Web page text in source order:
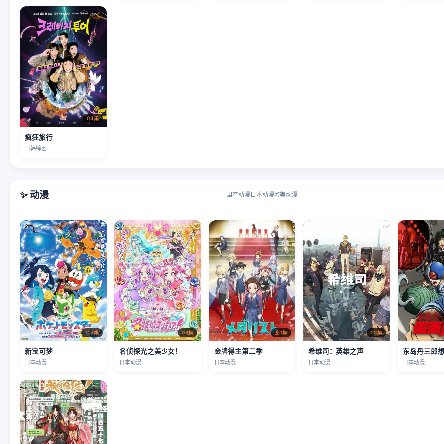
04集
疯狂旅行
日韩综艺
✨ 动漫 国产动漫 日本动漫欧美动漫
127集
新宝可梦
日本动漫
08集
名侦探光之美少女！
日本动漫
全9集
金牌得主第二季
日本动漫
23集
希维司：英雄之声
日本动漫 日本动漫